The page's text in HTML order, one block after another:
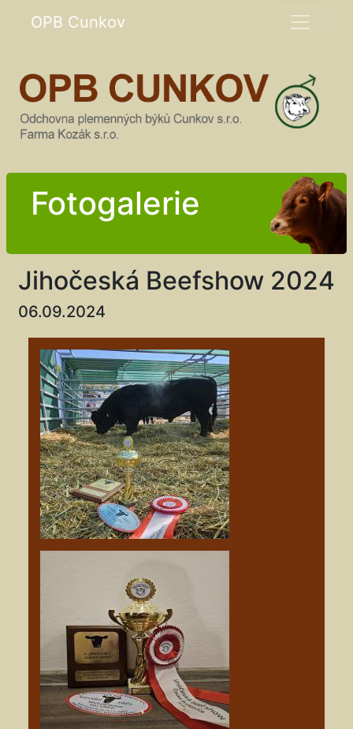
OPB Cunkov
Fotogalerie
Jihočeská Beefshow 2024
06.09.2024